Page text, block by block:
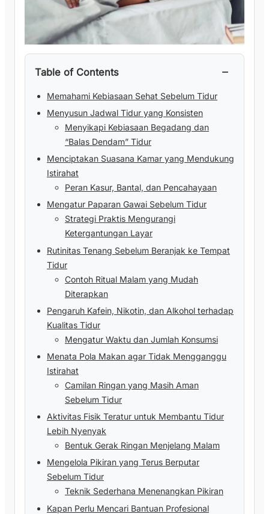
Table of Contents −
Memahami Kebiasaan Sehat Sebelum Tidur
Menyusun Jadwal Tidur yang Konsisten
Menyikapi Kebiasaan Begadang dan
“Balas Dendam” Tidur
Menciptakan Suasana Kamar yang Mendukung
Istirahat
Peran Kasur, Bantal, dan Pencahayaan
Mengatur Paparan Gawai Sebelum Tidur
Strategi Praktis Mengurangi
Ketergantungan Layar
Rutinitas Tenang Sebelum Beranjak ke Tempat
Tidur
Contoh Ritual Malam yang Mudah
Diterapkan
Pengaruh Kafein, Nikotin, dan Alkohol terhadap
Kualitas Tidur
Mengatur Waktu dan Jumlah Konsumsi
Menata Pola Makan agar Tidak Mengganggu
Istirahat
Camilan Ringan yang Masih Aman
Sebelum Tidur
Aktivitas Fisik Teratur untuk Membantu Tidur
Lebih Nyenyak
Bentuk Gerak Ringan Menjelang Malam
Mengelola Pikiran yang Terus Berputar
Sebelum Tidur
Teknik Sederhana Menenangkan Pikiran
Kapan Perlu Mencari Bantuan Profesional